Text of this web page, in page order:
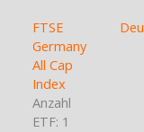
FTSE
Germany
All Cap
Index
Anzahl
ETF: 1